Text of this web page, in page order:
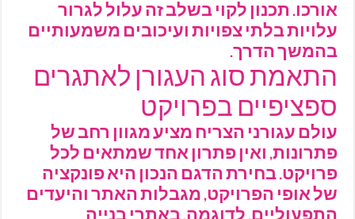
אורכו. תכנון לקוי בשלב זה עלול לגרור
עלויות בלתי צפויות ועיכובים משמעותיים
בהמשך הדרך.
התאמת סוג העגורן לאתגרים
ספציפיים בפרויקט
עולם עגורני הצריח מציע מגוון רחב של
פתרונות, ואין פתרון אחד שמתאים לכל
פרויקט. בחירת הדגם הנכון היא פונקציה
של אופי הפרויקט, מגבלות האתר והיעדים